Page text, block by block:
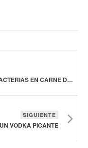
EFSA EVALÚA CRECIMIENTO DE BACTERIAS EN CARNE DE GANADO VACUNO, OVINO Y PORCINO DURANTE SU REFRIGERACIÓN, ALMACENAMIENTO Y DESCONGELACIÓN
SIGUIENTE
VODKA PICANTE